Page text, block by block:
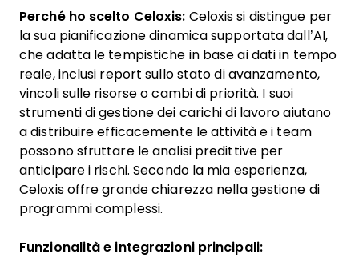
Perché ho scelto Celoxis: Celoxis si distingue per
la sua pianificazione dinamica supportata dall’AI,
che adatta le tempistiche in base ai dati in tempo
reale, inclusi report sullo stato di avanzamento,
vincoli sulle risorse o cambi di priorità. I suoi
strumenti di gestione dei carichi di lavoro aiutano
a distribuire efficacemente le attività e i team
possono sfruttare le analisi predittive per
anticipare i rischi. Secondo la mia esperienza,
Celoxis offre grande chiarezza nella gestione di
programmi complessi.
Funzionalità e integrazioni principali: